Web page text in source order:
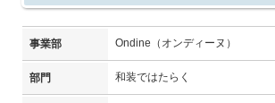
事業部 Ondine（オンディーヌ）
部門 和装ではたらく